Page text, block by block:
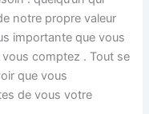
notre propre valeur
importante que vous
comptez . Tout se
que vous
de vous votre